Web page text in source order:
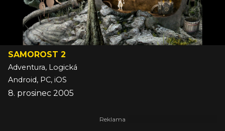
SAMOROST 2
Adventura, Logická
Android, PC, iOS
8. prosinec 2005